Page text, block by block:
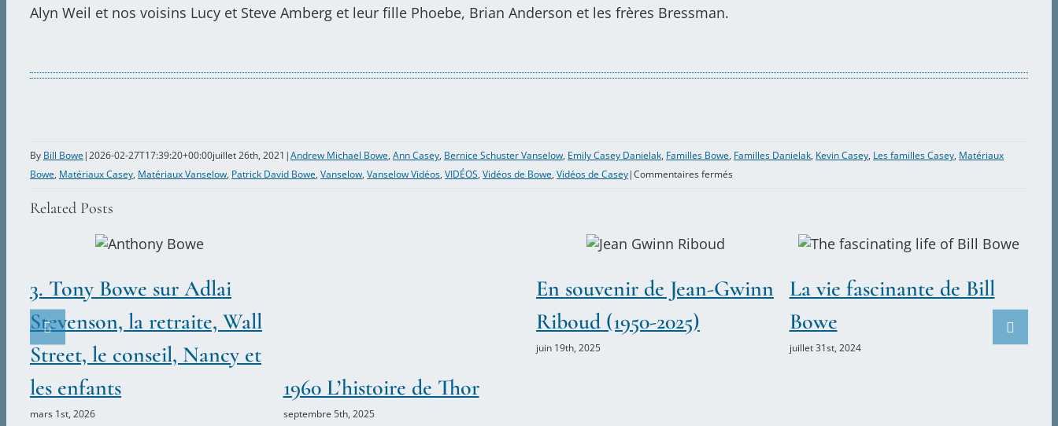
Alyn Weil et nos voisins Lucy et Steve Amberg et leur fille Phoebe, Brian Anderson et les frères Bressman.
By Bill Bowe |2026-02-27T17:39:20+00:00juillet 26th, 2021 |Andrew Michael Bowe, Ann Casey, Bernice Schuster Vanselow, Emily Casey Danielak, Familles Bowe, Familles Danielak, Kevin Casey, Les familles Casey, Matériaux
Bowe, Matériaux Casey, Matériaux Vanselow, Patrick David Bowe, Vanselow, Vanselow Vidéos, VIDÉOS, Vidéos de Bowe, Vidéos de Casey|Commentaires ferméssur
et
Related Posts
3. Tony Bowe sur Adlai
Stevenson, la retraite, Wall
Street, le conseil, Nancy et
les enfants
mars 1st, 2026
1960 L’histoire de Thor
septembre 5th, 2025
En souvenir de Jean-Gwinn
Riboud (1950-2025)
juin 19th, 2025
La vie fascinante de Bill
Bowe
juillet 31st, 2024